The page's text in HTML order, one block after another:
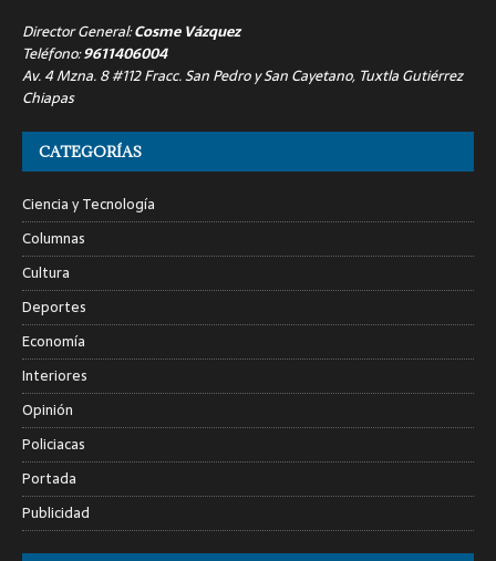
Director General:Cosme Vázquez
Teléfono:9611406004
Av. 4 Mzna. 8 #112 Fracc. San Pedro y San Cayetano, Tuxtla Gutiérrez
Chiapas
CATEGORÍAS
Ciencia y Tecnología
Columnas
Cultura
Deportes
Economía
Interiores
Opinión
Policiacas
Portada
Publicidad